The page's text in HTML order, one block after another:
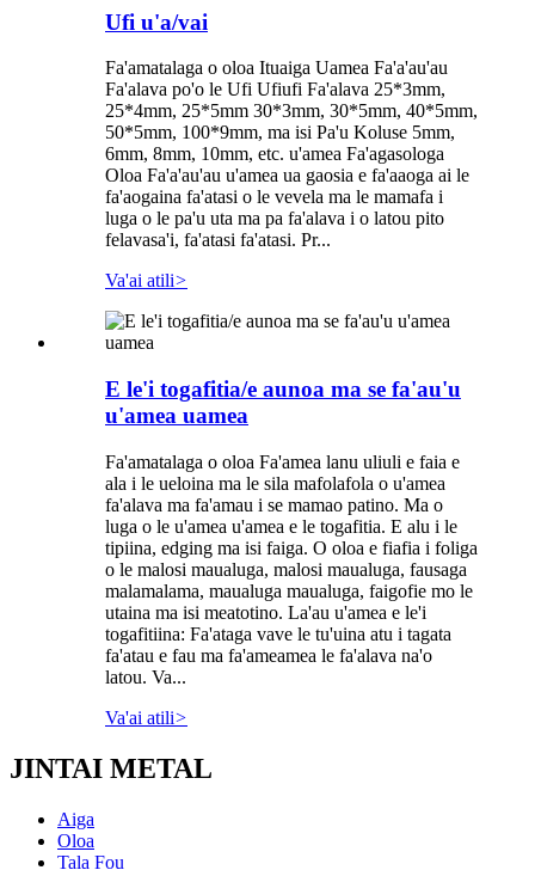
Ufi u'a/vai
Fa'amatalaga o oloa Ituaiga Uamea Fa'a'au'au
Fa'alava po'o le Ufi Ufiufi Fa'alava 25*3mm,
25*4mm, 25*5mm 30*3mm, 30*5mm, 40*5mm,
50*5mm, 100*9mm, ma isi Pa'u Koluse 5mm,
6mm, 8mm, 10mm, etc. u'amea Fa'agasologa
Oloa Fa'a'au'au u'amea ua gaosia e fa'aaoga ai le
fa'aogaina fa'atasi o le vevela ma le mamafa i
luga o le pa'u uta ma pa fa'alava i o latou pito
felavasa'i, fa'atasi fa'atasi. Pr...
Va'ai atili>
E le'i togafitia/e aunoa ma se fa'au'u
u'amea uamea
Fa'amatalaga o oloa Fa'amea lanu uliuli e faia e
ala i le ueloina ma le sila mafolafola o u'amea
fa'alava ma fa'amau i se mamao patino. Ma o
luga o le u'amea u'amea e le togafitia. E alu i le
tipiina, edging ma isi faiga. O oloa e fiafia i foliga
o le malosi maualuga, malosi maualuga, fausaga
malamalama, maualuga maualuga, faigofie mo le
utaina ma isi meatotino. La'au u'amea e le'i
togafitiina: Fa'ataga vave le tu'uina atu i tagata
fa'atau e fau ma fa'ameamea le fa'alava na'o
latou. Va...
Va'ai atili>
JINTAI METAL
Aiga
Oloa
Tala Fou